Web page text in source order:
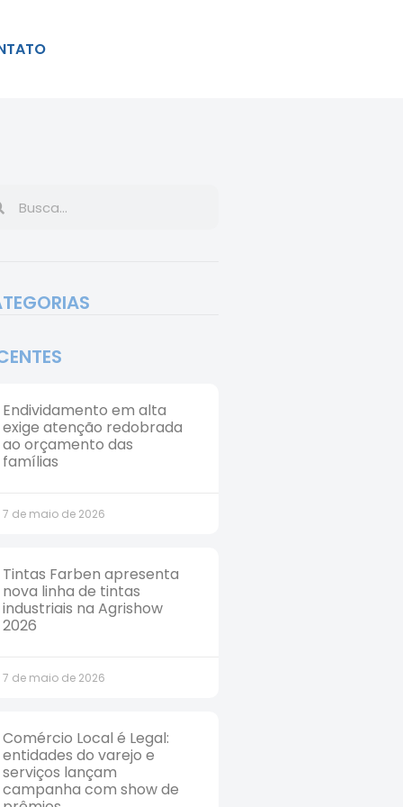
Endividamento em alta
exige atenção redobrada
ao orçamento das
famílias
7 de maio de 2026
Tintas Farben apresenta
nova linha de tintas
industriais na Agrishow
2026
7 de maio de 2026
Comércio Local é Legal:
entidades do varejo e
serviços lançam
campanha com show de